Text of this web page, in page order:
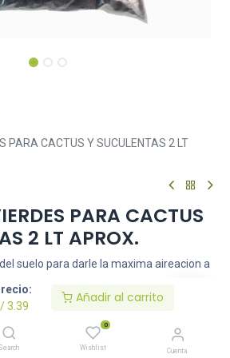
3.39
Añadir al carrito
Search
0
Wishlist Cuenta
PARA CACTUS Y SUCULENTAS 2 LT
PARA CACTUS
2 LT APROX.
suelo para darle la maxima aireacion a
y hongos al proponcionarle